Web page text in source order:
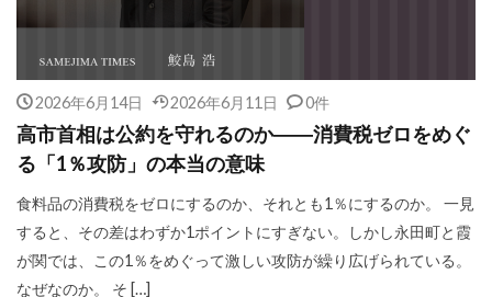
2026年6月14日 2026年6月11日 0件
高市首相は公約を守れるのか――消費税ゼロをめぐ
る「1％攻防」の本当の意味
食料品の消費税をゼロにするのか、それとも1％にするのか。 一見
すると、その差はわずか1ポイントにすぎない。しかし永田町と霞
が関では、この1％をめぐって激しい攻防が繰り広げられている。
なぜなのか。 そ […]